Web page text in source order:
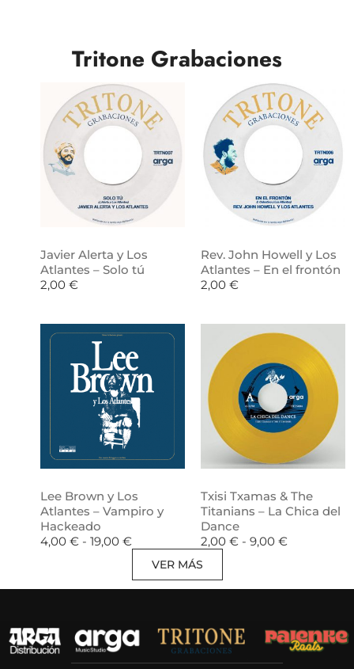
Tritone Grabaciones
Javier Alerta y Los
Atlantes – Solo tú
2,00 €
Rev. John Howell y Los
Atlantes – En el frontón
2,00 €
Lee Brown y Los
Atlantes – Vampiro y
Hackeado
4,00 € - 19,00 €
Txisi Txamas & The
Titanians – La Chica del
Dance
2,00 € - 9,00 €
VER MÁS